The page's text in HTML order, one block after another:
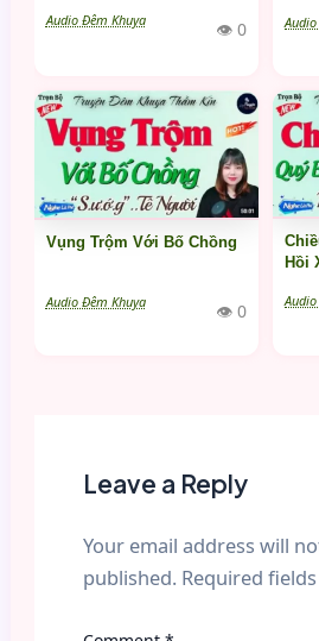
Audio Đêm Khuya 👁 0
Vụng Trộm Với Bố Chồng
Audio Đêm Khuya 👁 0
Hồi
Leave a Reply
Your email address will
published. Required